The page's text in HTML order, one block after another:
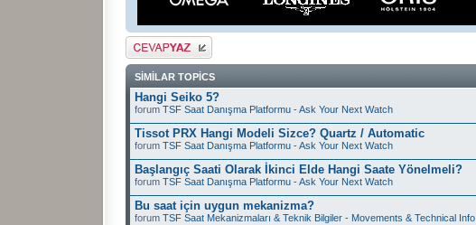
Cevap gönder
SIMILAR TOPICS
Hangi Seiko 5?
forum TSF Saat Danışma Platformu - Ask Your Next Watch
Tissot PRX Hangi Modeli Sizce? Quartz / Automatic
forum TSF Saat Danışma Platformu - Ask Your Next Watch
Başlangıç Saati Olarak İkinci Elde Hangi Saate Yönelmeli?
forum TSF Saat Danışma Platformu - Ask Your Next Watch
Bu saat için uygun mekanizma?
forum TSF Saat Mekanizmaları & Teknik Bilgiler - Movements & Technical Info